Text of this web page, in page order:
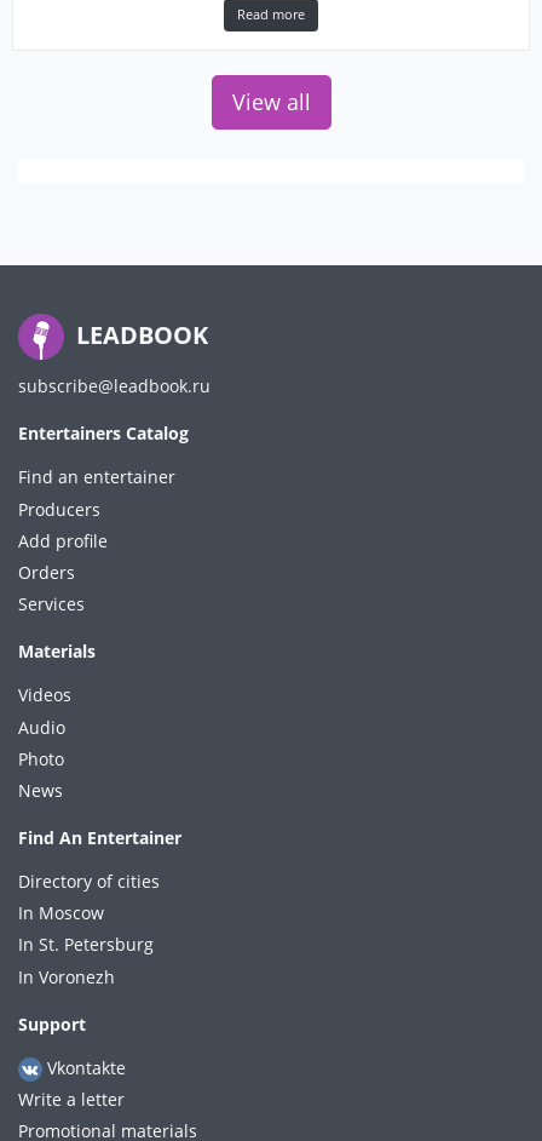
Read more
View all
LEADBOOK
subscribe@leadbook.ru
Entertainers Catalog
Find an entertainer
Producers
Add profile
Orders
Services
Materials
Videos
Audio
Photo
News
Find An Entertainer
Directory of cities
In Moscow
In St. Petersburg
In Voronezh
Support
Vkontakte
Write a letter
Promotional materials